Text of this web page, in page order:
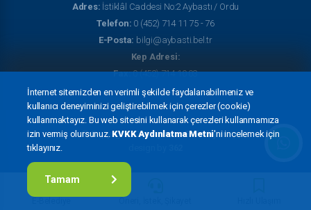
Adres: İstiklâl Caddesi No:2 Aybastı / Ordu
Telefon: 0 (452) 714 11 75 - 76
E-Posta: bilgi@aybasti.bel.tr
Kep Adresi:
Fax:0 (452) 714 10 03
© Copyright 2022Aybastı Belediyesi
İnternet sitemizden en verimli şekilde faydalanabilmeniz ve
kullanıcı deneyiminizi geliştirebilmek için çerezler (cookie)
kullanmaktayız. Bu web sitesini kullanarak çerezleri kullanmamıza
izin vermiş olursunuz. KVKK Aydınlatma Metni'ni incelemek için
tıklayınız.
Tamam